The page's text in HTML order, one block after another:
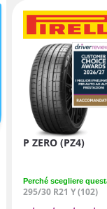
P ZERO (PZ4)
Perché scegliere
295/30 R21 Y (102)